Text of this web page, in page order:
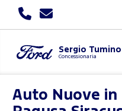
Sergio Tumino
Concessionaria
Auto Nuove in